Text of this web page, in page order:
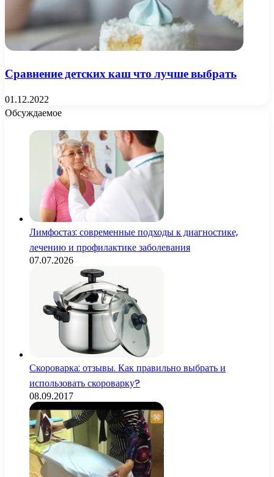
Сравнение детских каш что лучше выбрать
01.12.2022
Обсуждаемое
Лимфостаз: современные подходы к диагностике,
лечению и профилактике заболевания
07.07.2026
Скороварка: отзывы. Как правильно выбрать и
использовать скороварку?
08.09.2017